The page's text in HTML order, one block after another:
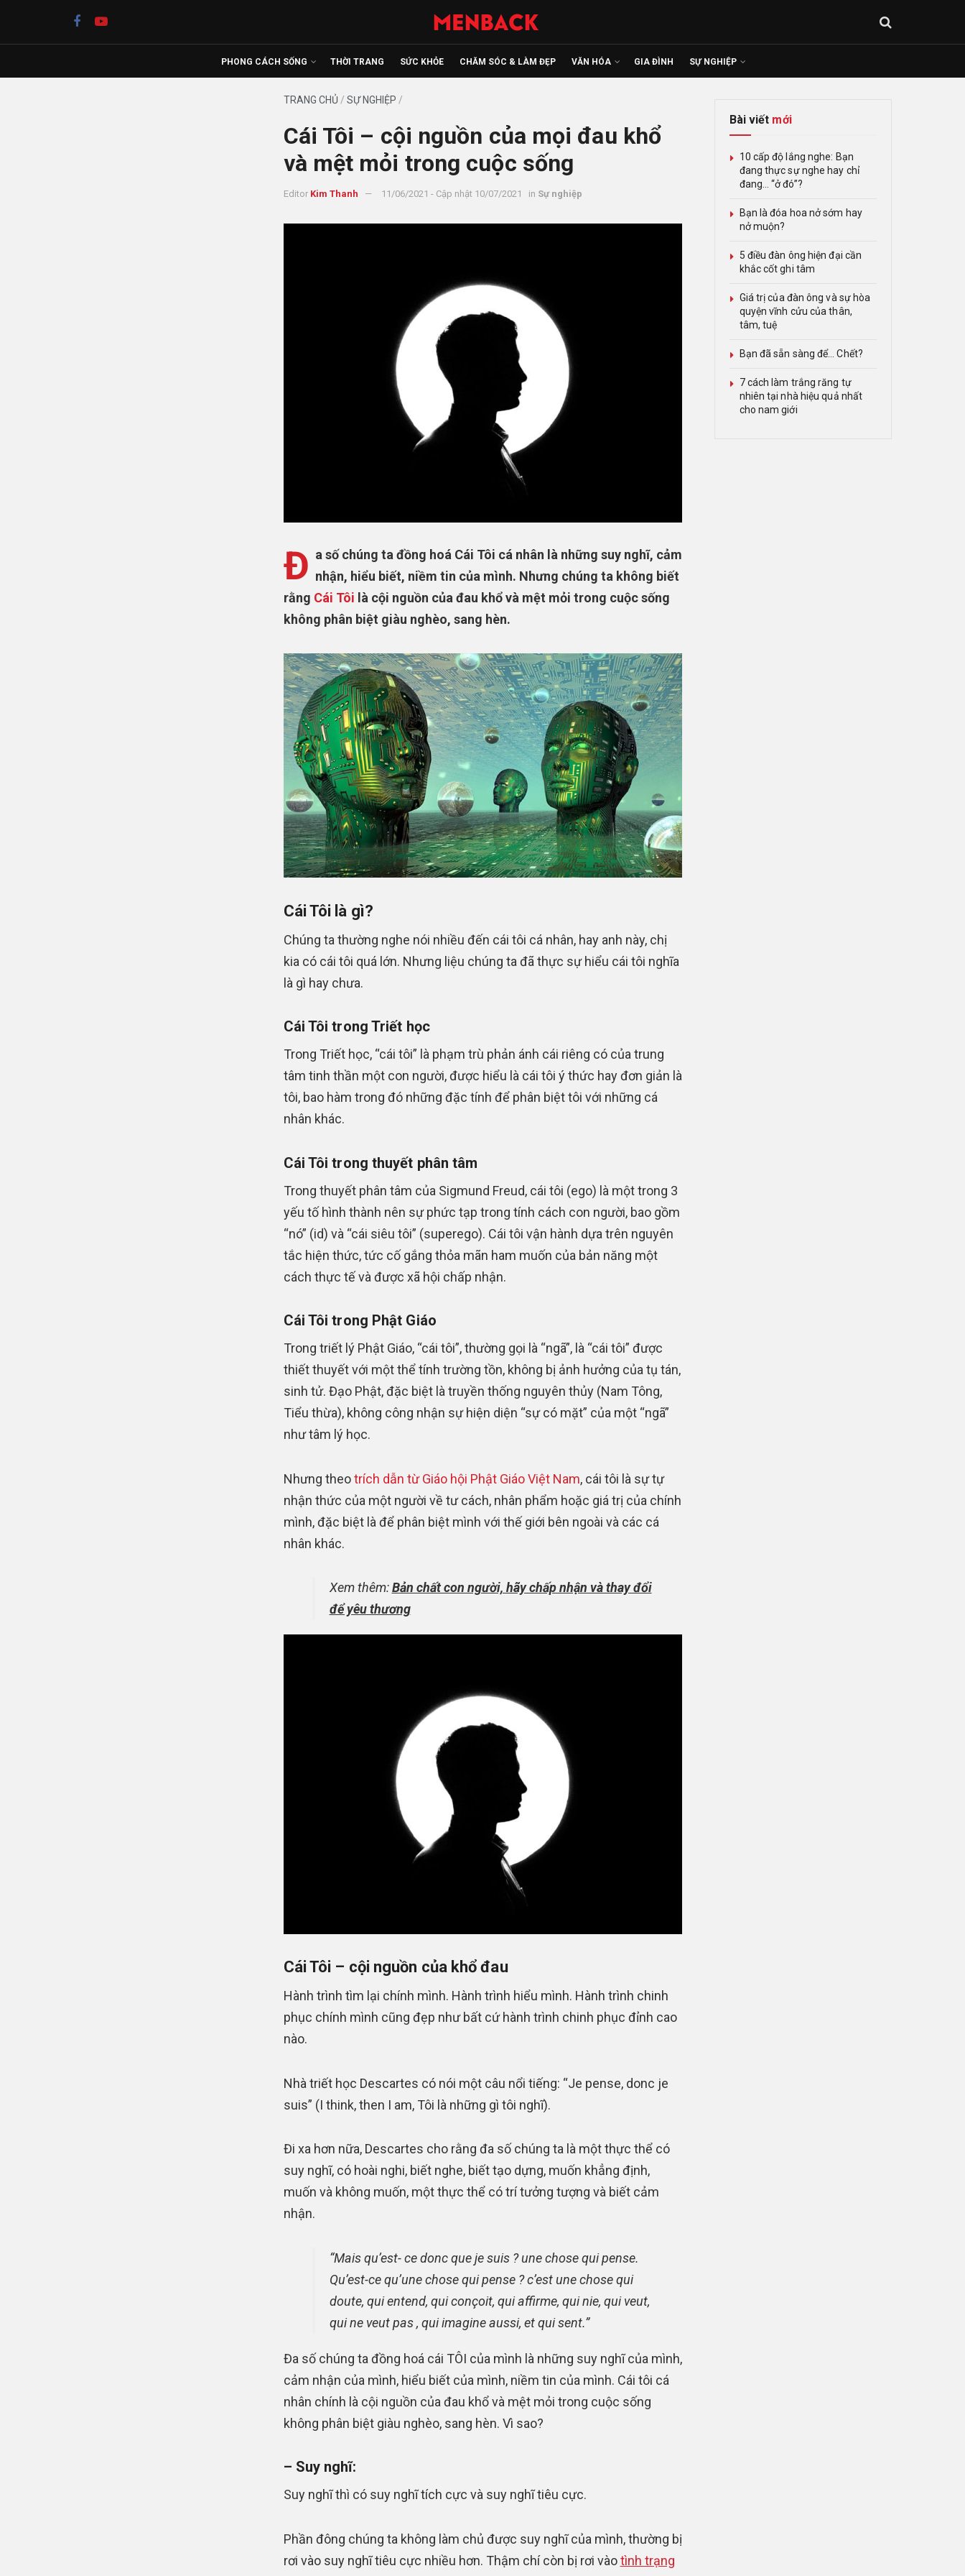
PHONG CÁCH SỐNG THỜI TRANG SỨC KHỎE CHĂM SÓC & LÀM ĐẸP VĂN HÓA GIA ĐÌNH SỰ NGHIỆP
TRANG CHỦ/ SỰ NGHIỆP /
Cái Tôi – cội nguồn của mọi đau khổ
và mệt mỏi trong cuộc sống
Editor Kim Thanh 11/06/2021 - Cập nhật 10/07/2021 in Sự nghiệp
Đ a số chúng ta đồng hoá Cái Tôi cá nhân là những suy nghĩ, cảm
nhận, hiểu biết, niềm tin của mình. Nhưng chúng ta không biết
rằng Cái Tôi là cội nguồn của đau khổ và mệt mỏi trong cuộc sống
không phân biệt giàu nghèo, sang hèn.
Cái Tôi là gì?
Chúng ta thường nghe nói nhiều đến cái tôi cá nhân, hay anh này, chị
kia có cái tôi quá lớn. Nhưng liệu chúng ta đã thực sự hiểu cái tôi nghĩa
là gì hay chưa.
Cái Tôi trong Triết học
Trong Triết học, “cái tôi” là phạm trù phản ánh cái riêng có của trung
tâm tinh thần một con người, được hiểu là cái tôi ý thức hay đơn giản là
tôi, bao hàm trong đó những đặc tính để phân biệt tôi với những cá
nhân khác.
Cái Tôi trong thuyết phân tâm
Trong thuyết phân tâm của Sigmund Freud, cái tôi (ego) là một trong 3
yếu tố hình thành nên sự phức tạp trong tính cách con người, bao gồm
“nó” (id) và “cái siêu tôi” (superego). Cái tôi vận hành dựa trên nguyên
tắc hiện thức, tức cố gắng thỏa mãn ham muốn của bản năng một
cách thực tế và được xã hội chấp nhận.
Cái Tôi trong Phật Giáo
Trong triết lý Phật Giáo, “cái tôi”, thường gọi là “ngã”, là “cái tôi” được
thiết thuyết với một thể tính trường tồn, không bị ảnh hưởng của tụ tán,
sinh tử. Đạo Phật, đặc biệt là truyền thống nguyên thủy (Nam Tông,
Tiểu thừa), không công nhận sự hiện diện “sự có mặt” của một “ngã”
như tâm lý học.
Nhưng theotrích dẫn từ Giáo hội Phật Giáo Việt Nam, cái tôi là sự tự
nhận thức của một người về tư cách, nhân phẩm hoặc giá trị của chính
mình, đặc biệt là để phân biệt mình với thế giới bên ngoài và các cá
nhân khác.
Xem thêm:Bản chất con người, hãy chấp nhận và thay đổi
để yêu thương
Cái Tôi – cội nguồn của khổ đau
Hành trình tìm lại chính mình. Hành trình hiểu mình. Hành trình chinh
phục chính mình cũng đẹp như bất cứ hành trình chinh phục đỉnh cao
nào.
Nhà triết học Descartes có nói một câu nổi tiếng: “Je pense, donc je
suis” (I think, then I am, Tôi là những gì tôi nghĩ).
Đi xa hơn nữa, Descartes cho rằng đa số chúng ta là một thực thể có
suy nghĩ, có hoài nghi, biết nghe, biết tạo dựng, muốn khẳng định,
muốn và không muốn, một thực thể có trí tưởng tượng và biết cảm
nhận.
“Mais qu’est- ce donc que je suis ? une chose qui pense.
Qu’est-ce qu’une chose qui pense ? c’est une chose qui
doute, qui entend, qui conçoit, qui affirme, qui nie, qui veut,
qui ne veut pas , qui imagine aussi, et qui sent.”
Đa số chúng ta đồng hoá cái TÔI của mình là những suy nghĩ của mình,
cảm nhận của mình, hiểu biết của mình, niềm tin của mình. Cái tôi cá
nhân chính là cội nguồn của đau khổ và mệt mỏi trong cuộc sống
không phân biệt giàu nghèo, sang hèn. Vì sao?
– Suy nghĩ:
Suy nghĩ thì có suy nghĩ tích cực và suy nghĩ tiêu cực.
Phần đông chúng ta không làm chủ được suy nghĩ của mình, thường bị
rơi vào suy nghĩ tiêu cực nhiều hơn. Thậm chí còn bị rơi vàotình trạng
Bài viết mới
10 cấp độ lắng nghe: Bạn
đang thực sự nghe hay chỉ
đang… “ở đó”?
Bạn là đóa hoa nở sớm hay
nở muộn?
5 điều đàn ông hiện đại cần
khắc cốt ghi tâm
Giá trị của đàn ông và sự hòa
quyện vĩnh cửu của thân,
tâm, tuệ
Bạn đã sẵn sàng để… Chết?
7 cách làm trắng răng tự
nhiên tại nhà hiệu quả nhất
cho nam giới